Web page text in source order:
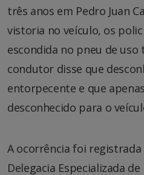
três anos em Pedro Juan
vistoria no veículo, os
escondida no pneu de
condutor disse que
entorpecente e que
desconhecido para o
A ocorrência foi
Delegacia Especializada